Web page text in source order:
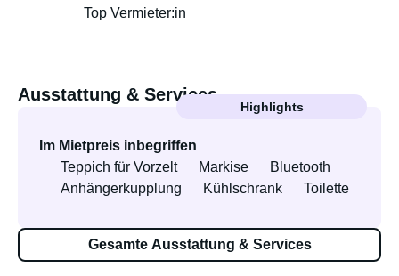
Top Vermieter:in
Ausstattung & Services
Highlights
Im Mietpreis inbegriffen
Teppich für Vorzelt
Markise
Bluetooth
Anhängerkupplung
Kühlschrank Toilette
Gesamte Ausstattung & Services